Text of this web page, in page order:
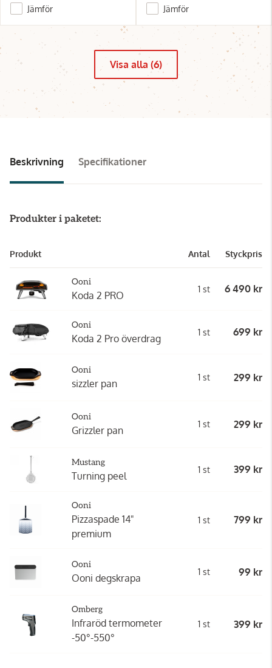
Jämför Jämför
Visa alla (6)
Beskrivning Specifikationer
Produkter i paketet:
Produkt Antal Styckpris
Ooni
Koda 2 PRO
1 st 6 490 kr
Ooni
Koda 2 Pro överdrag
1 st 699 kr
Ooni
sizzler pan
1 st 299 kr
Ooni
Grizzler pan
1 st 299 kr
Mustang
Turning peel
1 st 399 kr
Ooni
Pizzaspade 14"
premium
1 st 799 kr
Ooni
Ooni degskrapa
1 st 99 kr
Omberg
Infraröd termometer
-50°-550°
1 st 399 kr